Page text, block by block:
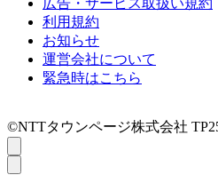
利用規約
お知らせ
運営会社について
緊急時はこちら
©NTTタウンページ株式会社